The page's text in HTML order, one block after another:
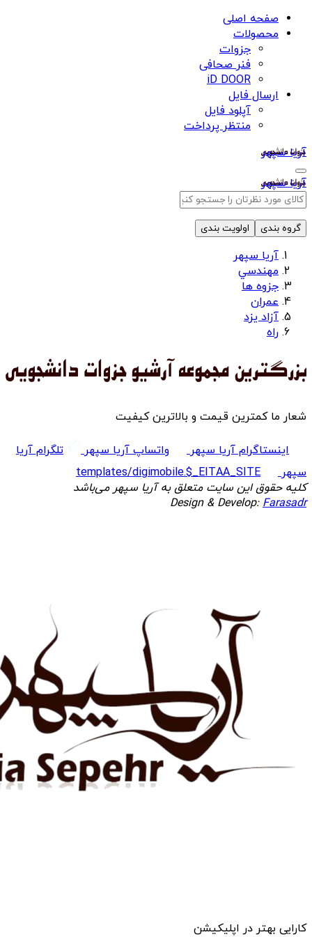
صفحه اصلی
محصولات
جزوات
فنر صحافی
iD DOOR
ارسال فایل
آپلود فایل
منتظر پرداخت
آریا سپهر
آریا سپهر
گروه بندی اولویت بندی
آریا سپهر
مهندسي
جزوه ها
عمران
آزاد یزد
راه
شعار ما کمترین قیمت و بالاترین کیفیت
اینستاگرام آریا سپهر واتساپ آریا سپهر
تلگرام آریا
سپهر
templates/digimobile.$_EITAA_SITE
کلیه حقوق این سایت متعلق به آریا سپهر می‌باشد
Design & Develop:Farasadr
کارایی بهتر در اپلیکیشن